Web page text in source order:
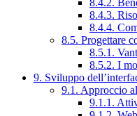
8.4.2.
8.4.3.
8.4.4.
8.5. Progettare
8.5.1.
8.5.2. I
9. Sviluppo
9.1. Approccio
9.1.1.